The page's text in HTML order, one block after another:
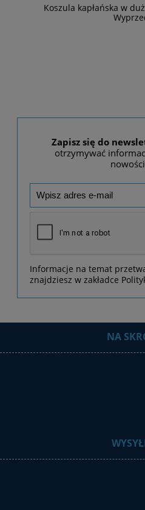
Koszula kapłańska w
Zapisz się do
otrzymywać
Informacje na temat
znajdziesz w zakładce
NA